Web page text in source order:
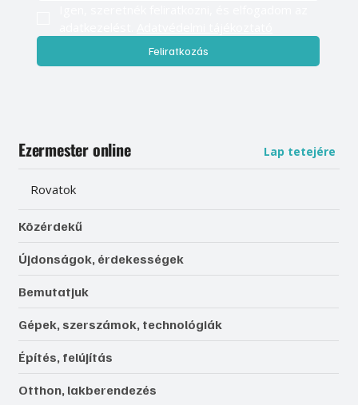
Feliratkozás
Ezermester online Lap tetejére
Rovatok
Közérdekű
Újdonságok, érdekességek
Bemutatjuk
Gépek, szerszámok, technológiák
Építés, felújítás
Otthon, lakberendezés